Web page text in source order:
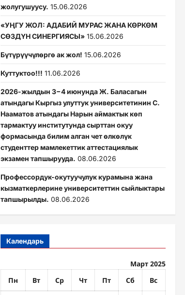
жолугушуусу. 15.06.2026
«УҢГУ ЖОЛ: АДАБИЙ МУРАС ЖАНА КӨРКӨМ
СӨЗДҮН СИНЕРГИЯСЫ» 15.06.2026
Бүтүрүүчүлөргө ак жол! 15.06.2026
Куттуктоо!!! 11.06.2026
2026-жылдын 3−4 июнунда Ж. Баласагын
атындагы Кыргыз улуттук университетинин С.
Нааматов атындагы Нарын аймактык көп
тармактуу институтунда сырттан окуу
формасында билим алган чет өлкөлүк
студенттер мамлекеттик аттестациялык
экзамен тапшырууда. 08.06.2026
Профессордук-окутуучулук курамына жана
кызматкерлерине университеттин сыйлыктары
тапшырылды. 08.06.2026
Календарь
Март 2025
Пн
Вт Ср Чт Пт Сб Вс